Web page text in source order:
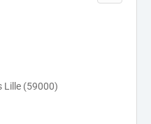
Lille (59000)